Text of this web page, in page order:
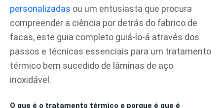
personalizadas ou um entusiasta que procura
compreender a ciência por detrás do fabrico de
facas, este guia completo guiá-lo-á através dos
passos e técnicas essenciais para um tratamento
térmico bem sucedido de lâminas de aço
inoxidável.
O que é o tratamento térmico e porque é que é